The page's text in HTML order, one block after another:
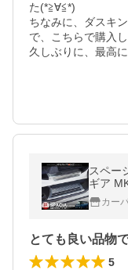
た(*≧∀≦*)
ちなみに、ダスキ
で、こちらで購入
久しぶりに、最高
スペー
ギア
ント・
カー
とても良い品物
5